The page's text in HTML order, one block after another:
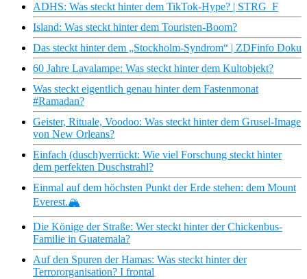
ADHS: Was steckt hinter dem TikTok-Hype? | STRG_F
Island: Was steckt hinter dem Touristen-Boom?
Das steckt hinter dem „Stockholm-Syndrom“ | ZDFinfo Doku
60 Jahre Lavalampe: Was steckt hinter dem Kultobjekt?
Was steckt eigentlich genau hinter dem Fastenmonat
#Ramadan?
Geister, Rituale, Voodoo: Was steckt hinter dem Grusel-Image
von New Orleans?
Einfach (dusch)verrückt: Wie viel Forschung steckt hinter
dem perfekten Duschstrahl?
Einmal auf dem höchsten Punkt der Erde stehen: dem Mount
Everest.🏔️
Die Könige der Straße: Wer steckt hinter der Chickenbus-
Familie in Guatemala?
Auf den Spuren der Hamas: Was steckt hinter der
Terrororganisation? I frontal